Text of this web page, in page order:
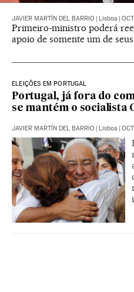
JAVIER MARTÍN DEL BARRIO Lisboa
Primeiro-ministro poderá
apoio de somente um de
ELEIÇÕES EM PORTUGAL
Portugal, já fora do
se mantém o socialista
JAVIER MARTÍN DEL BARRIO Lisboa